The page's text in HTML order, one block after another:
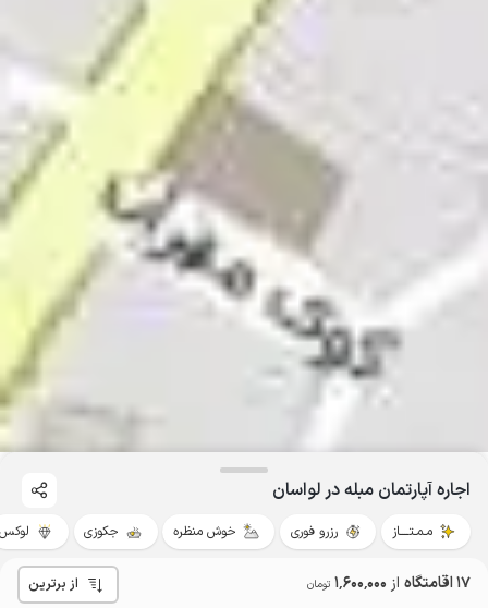
اجاره آپارتمان مبله در لواسان
مـمـتــــاز رزرو فوری خوش منظره جکوزی لوکس
17 اقامتگاه از 1٬600٬000 تومان از برترین